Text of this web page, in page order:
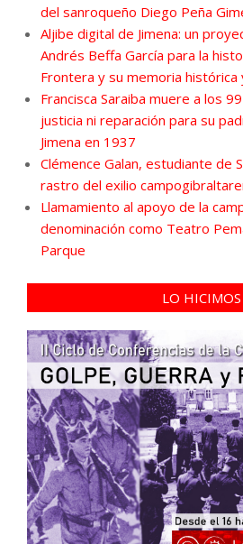
del sanroqueño Diego Peña
Aljibe digital de Jimena: un
Andrés Beffa García para la
Frontera y su memoria histórica
Francisca Saraiba muere a los
justicia ni reparación para su
Jimena en 1937
Clémence Galan, estudiante de
rastro del exilio
Llamamiento al apoyo de la
denominación como Teatro
Parque
LO HICIMOS